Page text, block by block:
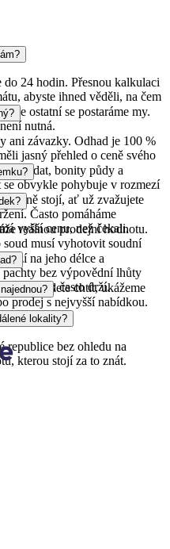
24 hodin. Přesnou kalkulaci
abyste ihned věděli, na čem
ostatní se postaráme my.
nutná.
ani závazky. Odhad je 100 %
jasný přehled o ceně svého
dat, bonity půdy a
obvykle pohybuje v rozmezí
stojí, ať už zvažujete
Často pomáháme
vyšší cenu, než čekali.
reálnou prodejní hodnotu.
musí vyhotovit soudní
na jeho délce a
bez výpovědní lhůty
ji naopak často drží.
budete chtít, ukážeme
prodej s nejvyšší nabídkou.
lokality?
republice bez ohledu na
kterou stojí za to znát.